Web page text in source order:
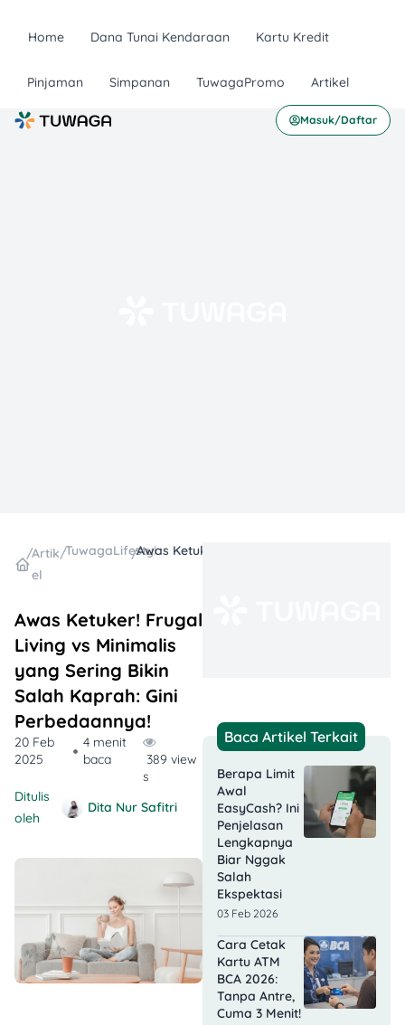
Home Dana Tunai Kendaraan Kartu Kredit
Pinjaman Simpanan TuwagaPromo Artikel
Masuk/Daftar
/Artik
el
/TuwagaLifestyle
/
Awas Ketuker! Frugal
Living vs Minimalis
yang Sering Bikin
Salah Kaprah: Gini
Perbedaannya!
20 Feb
2025
4 menit
baca
389 view
s
Ditulis
oleh
Dita Nur Safitri
Baca Artikel Terkait
Berapa Limit
Awal
EasyCash? Ini
Penjelasan
Lengkapnya
Biar Nggak
Salah
Ekspektasi
03 Feb 2026
Cara Cetak
Kartu ATM
BCA 2026:
Tanpa Antre,
Cuma 3 Menit!